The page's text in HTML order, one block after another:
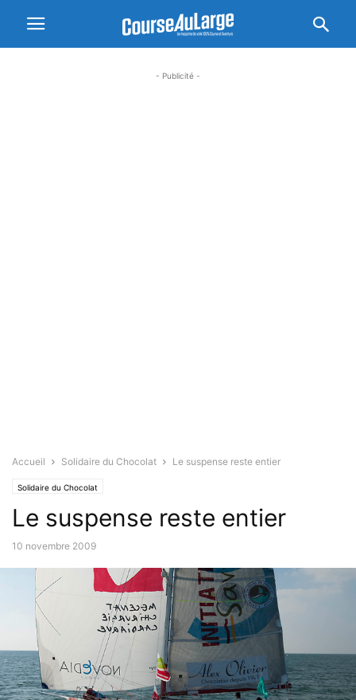
- Publicité -
Accueil Solidaire du Chocolat Le suspense reste entier
Solidaire du Chocolat
Le suspense reste entier
10 novembre 2009